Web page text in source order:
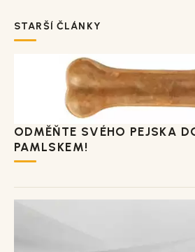
STARŠÍ ČLÁNKY
ODMĚŇTE SVÉHO PEJSKA
PAMLSKEM!